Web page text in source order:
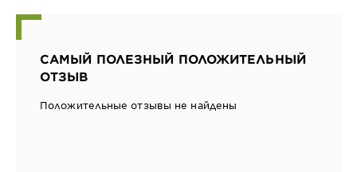
САМЫЙ ПОЛЕЗНЫЙ ПОЛОЖИТЕЛЬНЫЙ
ОТЗЫВ
Положительные отзывы не найдены